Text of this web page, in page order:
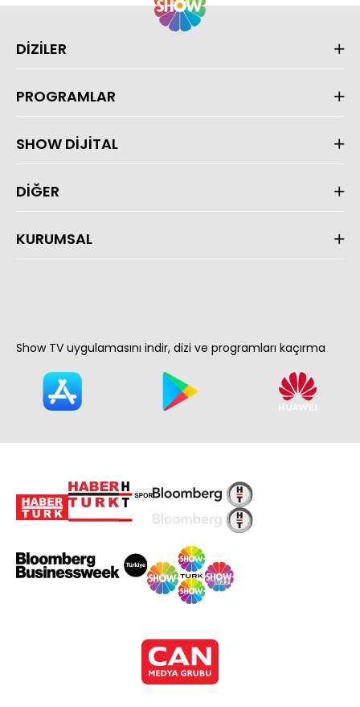
DİZİLER
PROGRAMLAR
SHOW DİJİTAL
DİĞER
KURUMSAL
Show TV uygulamasını indir, dizi ve programları kaçırma